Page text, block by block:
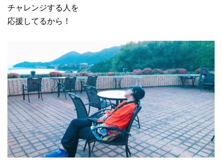
チャレンジする人を
応援してるから！